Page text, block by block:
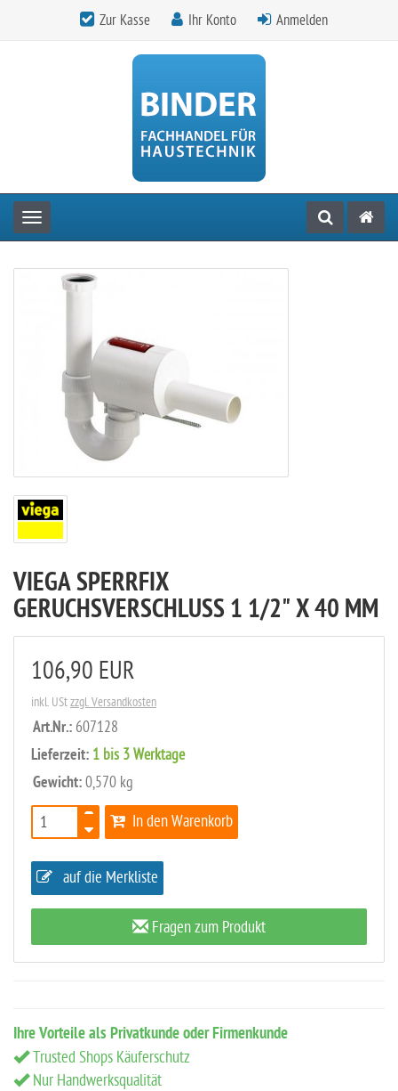
Zur Kasse Ihr Konto Anmelden
Toggle navigation
VIEGA SPERRFIX
GERUCHSVERSCHLUSS 1 1/2" X 40 MM
106,90 EUR
inkl. UStzzgl. Versandkosten
Art.Nr.: 607128
Lieferzeit: 1 bis 3 Werktage
Gewicht: 0,570 kg
In den Warenkorb
auf die Merkliste
Fragen zum Produkt
Ihre Vorteile als Privatkunde oder Firmenkunde
Trusted Shops Käuferschutz
Nur Handwerksqualität